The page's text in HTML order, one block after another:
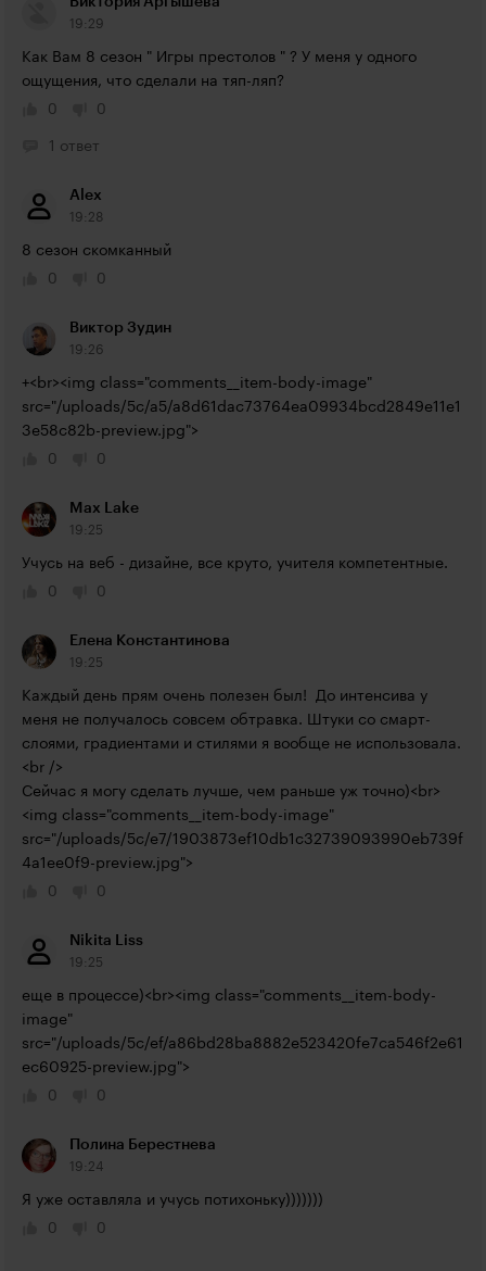
19:29
Как Вам 8 сезон " Игры престолов " ? У меня у одного
ощущения, что сделали на тяп-ляп?
0
0
1 ответ
Alex
19:28
8 сезон скомканный
0
0
Виктор Зудин
19:26
+<br><img class="comments__item-body-image"
src="/uploads/5c/a5/a8d61dac73764ea09934bcd2849e11e1
3e58c82b-preview.jpg">
0
0
Max Lake
19:25
Учусь на веб - дизайне, все круто, учителя компетентные.
0
0
Елена Константинова
19:25
Каждый день прям очень полезен был!  До интенсива у
меня не получалось совсем обтравка. Штуки со смарт-
слоями, градиентами и стилями я вообще не использовала.
<br />
Сейчас я могу сделать лучше, чем раньше уж точно)<br>
<img class="comments__item-body-image"
src="/uploads/5c/e7/1903873ef10db1c32739093990eb739f
4a1ee0f9-preview.jpg">
0
0
Nikita Liss
19:25
еще в процессе)<br><img class="comments__item-body-
image"
src="/uploads/5c/ef/a86bd28ba8882e523420fe7ca546f2e61
ec60925-preview.jpg">
0
0
Полина Берестнева
19:24
Я уже оставляла и учусь потихоньку)))))))
0
0